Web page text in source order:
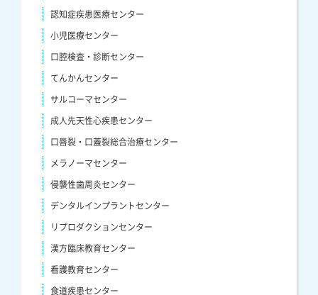
認知症疾患医療センター
小児医療センター
口腔検査・診断センター
てんかんセンター
サルコーマセンター
成人先天性心疾患センター
口唇裂・口蓋裂総合治療センター
メラノーマセンター
侵襲性歯周炎センター
デンタルインプラントセンター
リプロダクションセンター
漢方臨床教育センター
看護教育センター
食道疾患センター